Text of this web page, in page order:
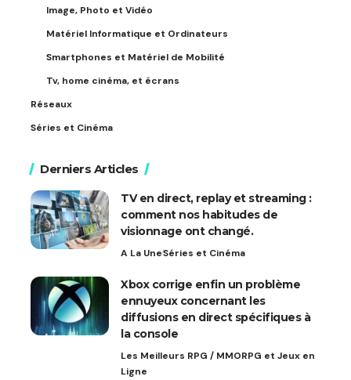
Image, Photo et Vidéo
Matériel Informatique et Ordinateurs
Smartphones et Matériel de Mobilité
Tv, home cinéma, et écrans
Réseaux
Séries et Cinéma
Derniers Articles
TV en direct, replay et streaming :
comment nos habitudes de
visionnage ont changé.
A La UneSéries et Cinéma
Xbox corrige enfin un problème
ennuyeux concernant les
diffusions en direct spécifiques à
la console
Les Meilleurs RPG / MMORPG et Jeux en
Ligne